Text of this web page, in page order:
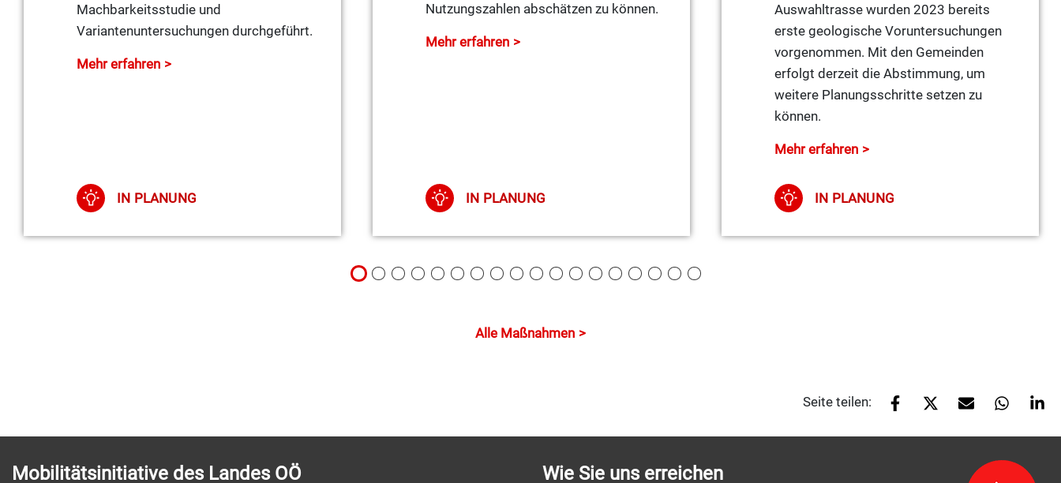
Machbarkeitsstudie und
Variantenuntersuchungen durchgeführt.
Mehr erfahren
IN PLANUNG
Nutzungszahlen abschätzen zu können.
Mehr erfahren
IN PLANUNG
Auswahltrasse wurden 2023 bereits
erste geologische Voruntersuchungen
vorgenommen. Mit den Gemeinden
erfolgt derzeit die Abstimmung, um
weitere Planungsschritte setzen zu
können.
Mehr erfahren
IN PLANUNG
Alle Maßnahmen
Seite teilen:
Mobilitätsinitiative des Landes OÖ Wie Sie uns erreichen